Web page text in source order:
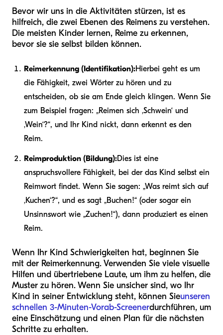
Bevor wir uns in die Aktivitäten stürzen, ist es
hilfreich, die zwei Ebenen des Reimens zu verstehen.
Die meisten Kinder lernen, Reime zu erkennen,
bevor sie sie selbst bilden können.
Reimerkennung (Identifikation):Hierbei geht es um
die Fähigkeit, zwei Wörter zu hören und zu
entscheiden, ob sie am Ende gleich klingen. Wenn Sie
zum Beispiel fragen: „Reimen sich ‚Schwein‘ und
‚Wein‘?“, und Ihr Kind nickt, dann erkennt es den
Reim.
Reimproduktion (Bildung):Dies ist eine
anspruchsvollere Fähigkeit, bei der das Kind selbst ein
Reimwort findet. Wenn Sie sagen: „Was reimt sich auf
‚Kuchen‘?“, und es sagt „Buchen!“ (oder sogar ein
Unsinnswort wie „Zuchen!“), dann produziert es einen
Reim.
Wenn Ihr Kind Schwierigkeiten hat, beginnen Sie
mit der Reimerkennung. Verwenden Sie viele visuelle
Hilfen und übertriebene Laute, um ihm zu helfen, die
Muster zu hören. Wenn Sie unsicher sind, wo Ihr
Kind in seiner Entwicklung steht, können Sieunseren
schnellen 3-Minuten-Vorab-Screenerdurchführen, um
eine Einschätzung und einen Plan für die nächsten
Schritte zu erhalten.